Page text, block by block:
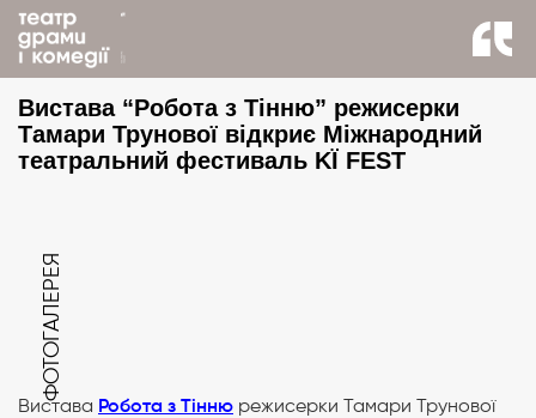
назад до новин
Вистава “Робота з Тінню” режисерки
Тамари Трунової відкриє Міжнародний
театральний фестиваль KЇ FEST
ФОТОГАЛЕРЕЯ
Вистава Робота з Тінню режисерки Тамари Трунової